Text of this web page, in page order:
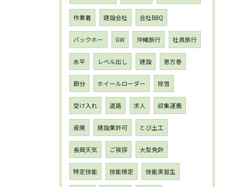
作業着 建設会社 会社BBQ
バックホー GW 沖縄旅行 社員旅行
水平 レベル出し 建設 恵方巻
節分 ホイールローダー 除雪
受け入れ 道路 求人 収集運搬
産廃 建設業許可 とび土工
長岡天気 ご挨拶 大型免許
特定技能 技能検定 技能実習生